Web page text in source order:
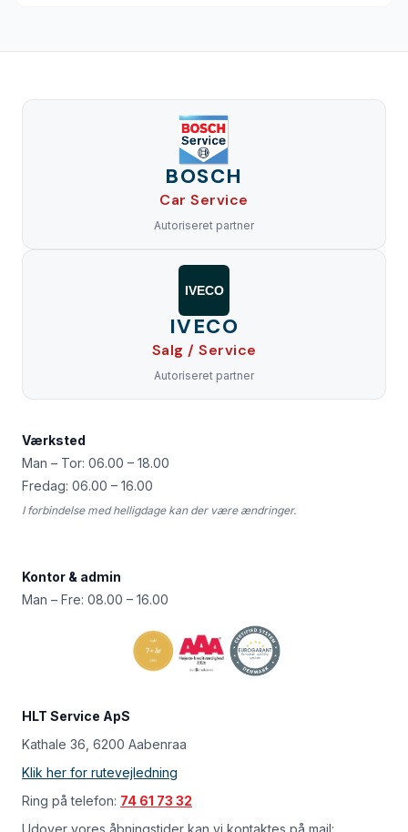
BOSCH
Car Service
Autoriseret partner
IVECO
IVECO
Salg / Service
Autoriseret partner
Værksted
Man – Tor: 06.00 – 18.00
Fredag: 06.00 – 16.00
I forbindelse med helligdage kan der være ændringer.
Kontor & admin
Man – Fre: 08.00 – 16.00
HLT Service ApS
Kathale 36, 6200 Aabenraa
Klik her for rutevejledning
Ring på telefon: 74 61 73 32